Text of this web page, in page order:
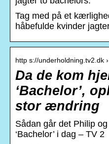
Tag med på et
håbefulde kvinder
http s://underholdning.tv2.dk
Da de kom
‘Bachelor’,
stor ændring
Sådan går det Philip
‘Bachelor’ i dag – TV 2